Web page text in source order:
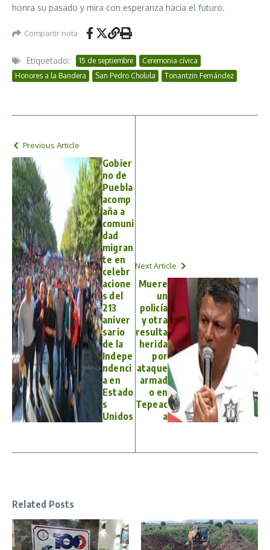
honra su pasado y mira con esperanza hacia el futuro.
Compartir nota
Etiquetado: 15 de septiembre
Ceremonia cívica
Honores a la Bandera
San Pedro Cholula Tonantzin Fernández
Previous Article
Gobier
no de
Puebla
acomp
aña a
comuni
dad
migran
te en
celebr
acione
s del
213
aniver
sario
de la
Indepe
ndenci
a en
Estado
s
Unidos
Next Article
Muere
un
policía
y otra
resulta
herida
por
ataque
armad
o en
Tepeac
a
Related Posts